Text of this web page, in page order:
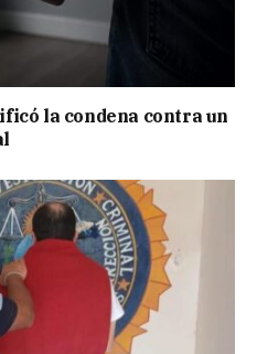
la condena contra un